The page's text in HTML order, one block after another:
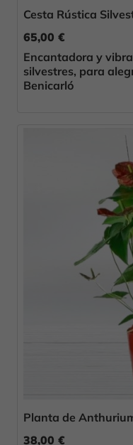
Cesta Rústica
65,00 €
Encantadora y
silvestres, para
Benicarló
Planta de
38,00 €